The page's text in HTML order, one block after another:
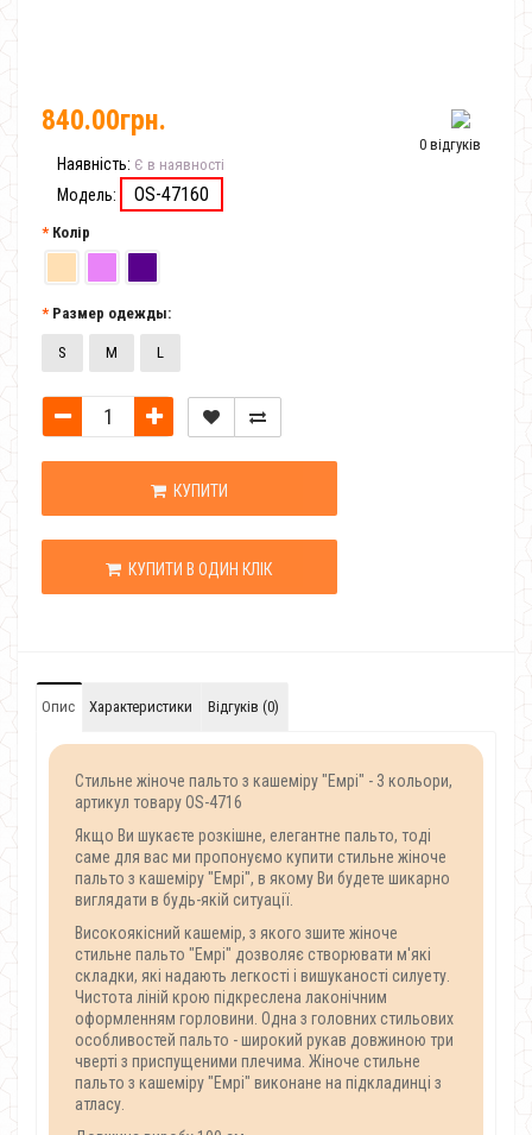
0 відгуків
840.00грн.
Наявність: Є в наявності
Модель: OS-47160
Колір
Размер одежды:
S M L
КУПИТИ
КУПИТИ В ОДИН КЛІК
Опис Характеристики Відгуків (0)
Стильне жіноче пальто з кашеміру "Емрі" - 3 кольори,
артикул товару OS-4716
Якщо Ви шукаєте розкішне, елегантне пальто, тоді
саме для вас ми пропонуємо купити стильне жіноче
пальто з кашеміру "Емрі", в якому Ви будете шикарно
виглядати в будь-якій ситуації.
Високоякісний кашемір, з якого зшите жіноче
стильне пальто "Емрі" дозволяє створювати м'які
складки, які надають легкості і вишуканості силуету.
Чистота ліній крою підкреслена лаконічним
оформленням горловини. Одна з головних стильових
особливостей пальто - широкий рукав довжиною три
чверті з приспущеними плечима. Жіноче стильне
пальто з кашеміру "Емрі" виконане на підкладинці з
атласу.